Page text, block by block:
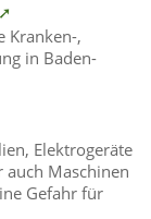
Kranken-,
in Baden-
Elektrogeräte
auch Maschinen
Gefahr für